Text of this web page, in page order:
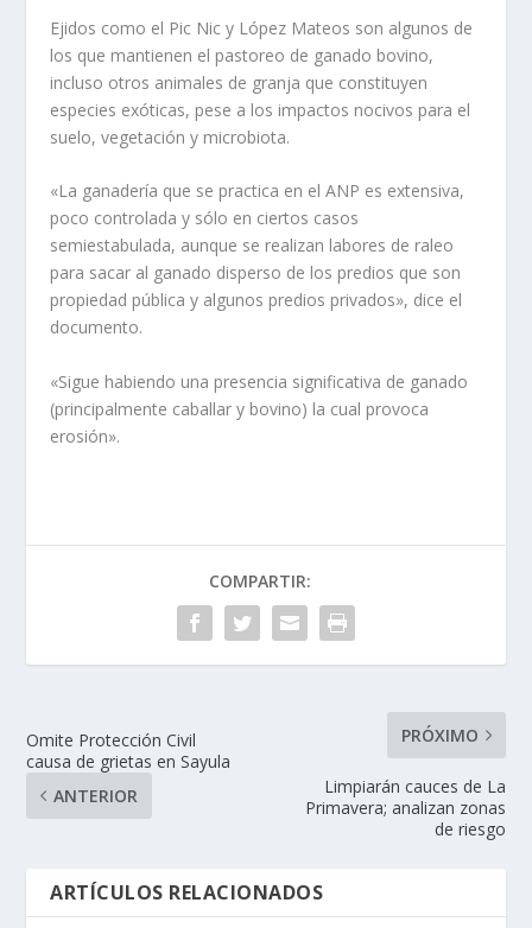
Ejidos como el Pic Nic y López Mateos son algunos de
los que mantienen el pastoreo de ganado bovino,
incluso otros animales de granja que constituyen
especies exóticas, pese a los impactos nocivos para el
suelo, vegetación y microbiota.
«La ganadería que se practica en el ANP es extensiva,
poco controlada y sólo en ciertos casos
semiestabulada, aunque se realizan labores de raleo
para sacar al ganado disperso de los predios que son
propiedad pública y algunos predios privados», dice el
documento.
«Sigue habiendo una presencia significativa de ganado
(principalmente caballar y bovino) la cual provoca
erosión».
COMPARTIR:
Omite Protección Civil
causa de grietas en Sayula
ANTERIOR
PRÓXIMO
Limpiarán cauces de La
Primavera; analizan zonas
de riesgo
ARTÍCULOS RELACIONADOS